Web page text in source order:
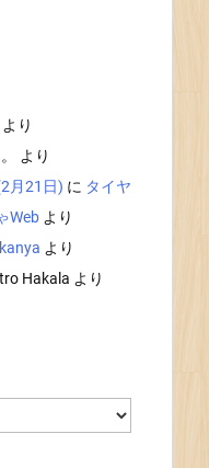
より
より
月21日) に タイヤ
Web より
より
Hakala より